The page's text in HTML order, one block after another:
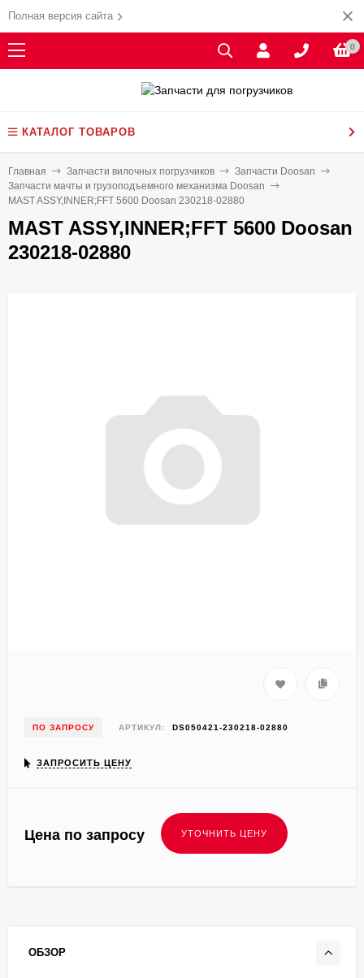
Полная версия сайта
0
КАТАЛОГ ТОВАРОВ
Главная Запчасти вилочных погрузчиков
Запчасти Doosan
Запчасти мачты и грузоподъемного механизма Doosan
MAST ASSY,INNER;FFT 5600 Doosan 230218-02880
MAST ASSY,INNER;FFT 5600 Doosan
230218-02880
ПО ЗАПРОСУ АРТИКУЛ: DS050421-230218-02880
ЗАПРОСИТЬ ЦЕНУ
Цена по запросу
ОБЗОР